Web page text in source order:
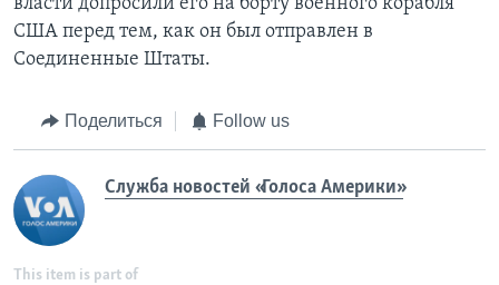
власти допросили его на борту военного корабля
США перед тем, как он был отправлен в
Соединенные Штаты.
Поделиться Follow us
Служба новостей «Голоса Америки»
This item is part of